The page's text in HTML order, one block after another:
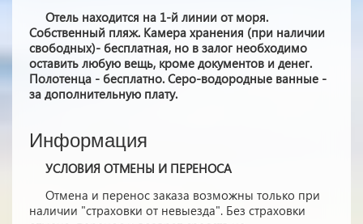
Отель находится на 1-й линии от моря.
Собственный пляж. Камера хранения (при наличии
свободных)- бесплатная, но в залог необходимо
оставить любую вещь, кроме документов и денег.
Полотенца - бесплатно. Серо-водородные ванные -
за дополнительную плату.
Информация
УСЛОВИЯ ОТМЕНЫ И ПЕРЕНОСА
Отмена и перенос заказа возможны только при
наличии "страховки от невыезда". Без страховки